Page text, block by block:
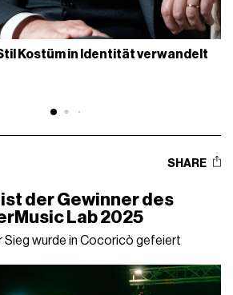
Kostüm in Identität verwandelt
SHARE
ist der Gewinner des
Lab 2025
Sieg wurde in Cocoricò gefeiert